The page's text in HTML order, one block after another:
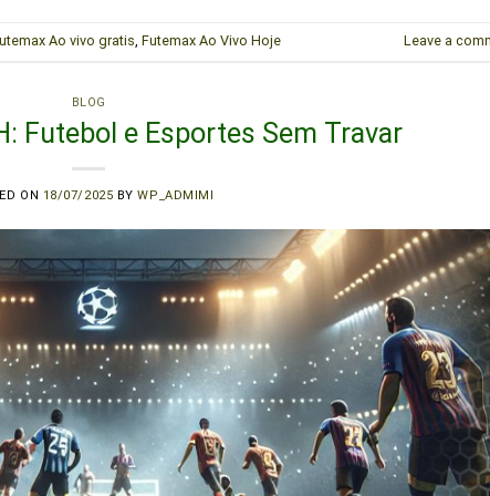
Ao vivo gratis, Futemax Ao Vivo Hoje Leave a
BLOG
Futebol e Esportes Sem Travar
ON 18/07/2025 BYWP_ADMIMI